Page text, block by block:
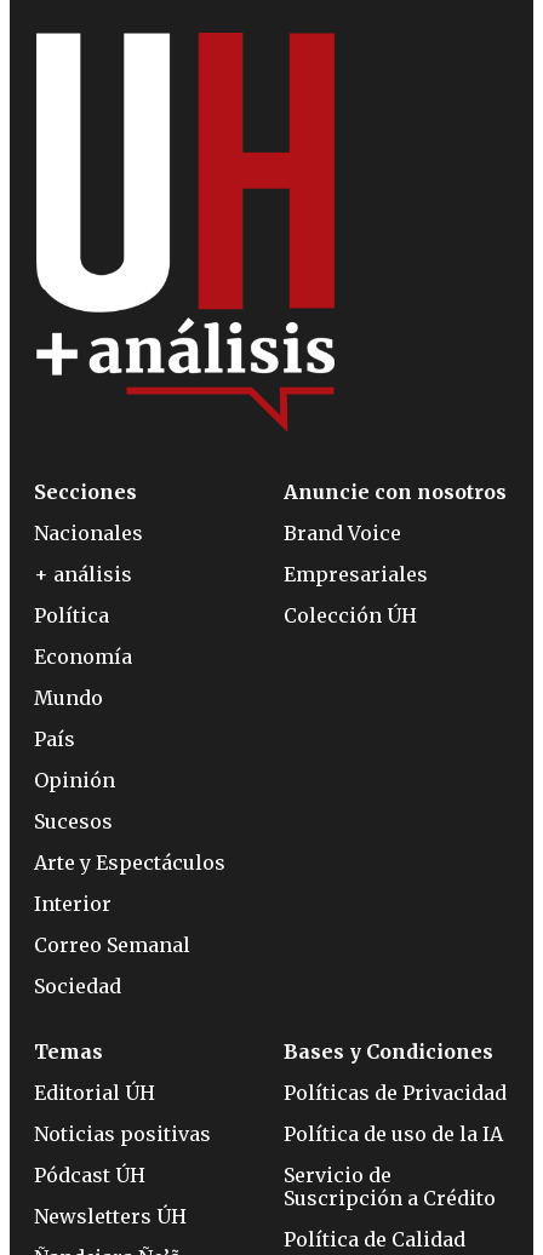
Secciones
Nacionales
+ análisis
Política
Economía
Mundo
País
Opinión
Sucesos
Arte y Espectáculos
Interior
Correo Semanal
Sociedad
Anuncie con nosotros
Brand Voice
Empresariales
Colección ÚH
Temas
Editorial ÚH
Noticias positivas
Pódcast ÚH
Newsletters ÚH
Bases y Condiciones
Políticas de Privacidad
Política de uso de la IA
Servicio de
Suscripción a Crédito
Política de Calidad